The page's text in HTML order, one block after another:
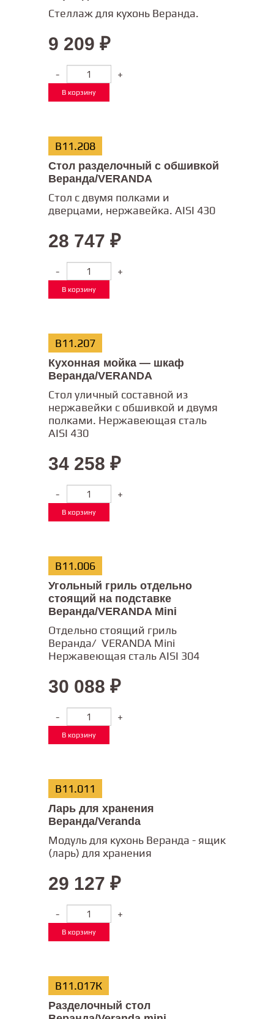
Стеллаж для кухонь Веранда.
9 209 ₽
- +
В корзину
В11.208
Стол разделочный с обшивкой
Веранда/VERANDA
Стол с двумя полками и
дверцами, нержавейка. AISI 430
28 747 ₽
- +
В корзину
В11.207
Кухонная мойка — шкаф
Веранда/VERANDA
Стол уличный составной из
нержавейки с обшивкой и двумя
полками. Нержавеющая сталь
AISI 430
34 258 ₽
- +
В корзину
В11.006
Угольный гриль отдельно
стоящий на подставке
Веранда/VERANDA Mini
Отдельно стоящий гриль
Веранда/ VERANDA Mini
Нержавеющая сталь AISI 304
30 088 ₽
- +
В корзину
В11.011
Ларь для хранения
Веранда/Veranda
Модуль для кухонь Веранда - ящик
(ларь) для хранения
29 127 ₽
- +
В корзину
В11.017К
Разделочный стол